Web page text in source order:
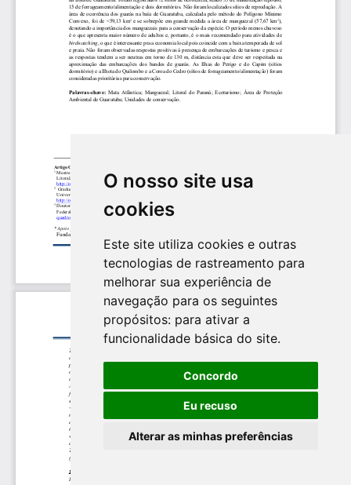
O nosso site usa
cookies
Este site utiliza cookies e outras
tecnologias de rastreamento para
melhorar sua experiência de
navegação para os seguintes
propósitos: para ativar a
funcionalidade básica do site.
Concordo
Eu recuso
Alterar as minhas preferências